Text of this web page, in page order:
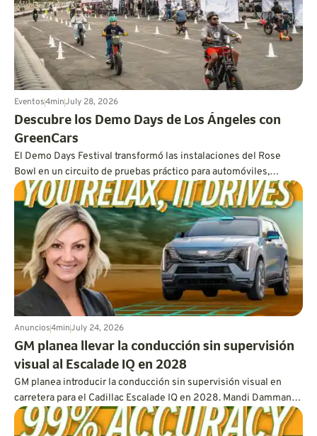
Eventos4minJuly 28, 2026
Descubre los Demo Days de Los Ángeles con
GreenCars
El Demo Days Festival transformó las instalaciones del Rose
Bowl en un circuito de pruebas práctico para automóviles,
camionetas, motocicletas, vehículos de micromovilidad y
todoterrenos. GreenCars se sumó al fin de semana con charlas
en vivo sobre vehículos eléctricos, recomendaciones
personalizadas de nuestro Matchmaker y el apoyo de Sherman
Oaks BMW y Keyes Lexus.
Anuncios4minJuly 24, 2026
GM planea llevar la conducción sin supervisión
visual al Escalade IQ en 2028
GM planea introducir la conducción sin supervisión visual en
carretera para el Cadillac Escalade IQ en 2028. Mandi Damman
explica por qué permitir que los conductores aparten la vista
requiere el uso de lidar montado en el vehículo, sensores